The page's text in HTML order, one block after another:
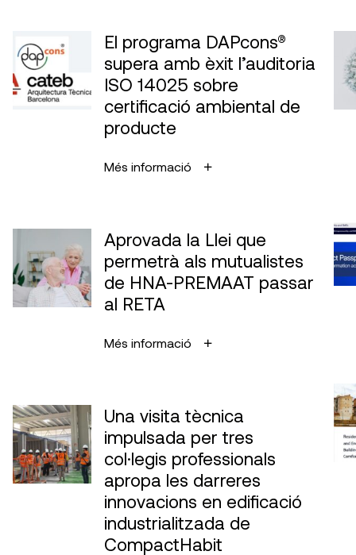
El programa DAPcons®
supera amb èxit l’auditoria
ISO 14025 sobre
certificació ambiental de
producte
Més informació
Aprovada la Llei que
permetrà als mutualistes
de HNA-PREMAAT passar
al RETA
Més informació
Una visita tècnica
impulsada per tres
col·legis professionals
apropa les darreres
innovacions en edificació
industrialitzada de
CompactHabit